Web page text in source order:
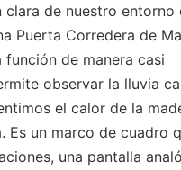
clara de nuestro entorno
Puerta Corredera de
de manera casi
observar la lluvia
el calor de la
Es un marco de cuadro
una pantalla